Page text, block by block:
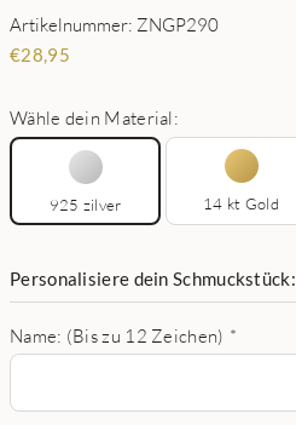
Artikelnummer: ZNGP290
€28,95
Wähle dein Material:
925 zilver 14 kt Gold
Personalisiere dein Schmuckstück:
Name: (Bis zu 12 Zeichen) *